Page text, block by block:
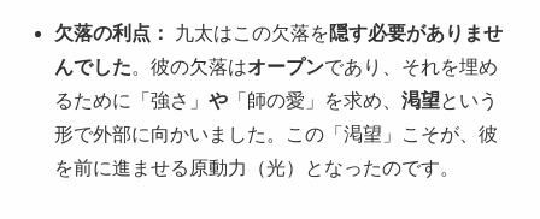
欠落の利点： 九太はこの欠落を隠す必要がありませ
んでした。彼の欠落はオープンであり、それを埋め
るために「強さ」や 「師の愛」を求め、渇望という
形で外部に向かいました。この「渇望」こそが、彼
を前に進ませる原動力（光）となったのです。